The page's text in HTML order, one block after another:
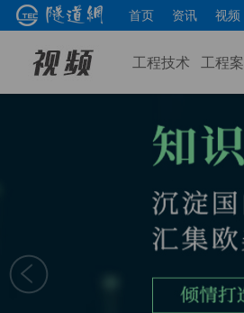
首页 资讯 视频
工程技术 工程